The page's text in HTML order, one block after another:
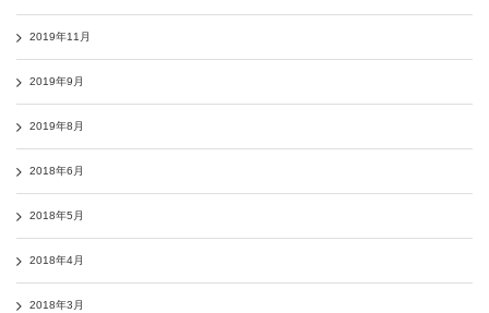
2019年11月
2019年9月
2019年8月
2018年6月
2018年5月
2018年4月
2018年3月